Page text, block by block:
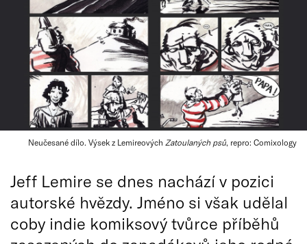
Neučesané dílo. Výsek z Lemireových Zatoulaných psů, repro: Comixology
Jeff Lemire se dnes nachází v pozici
autorské hvězdy. Jméno si však udělal
coby indie komiksový tvůrce příběhů